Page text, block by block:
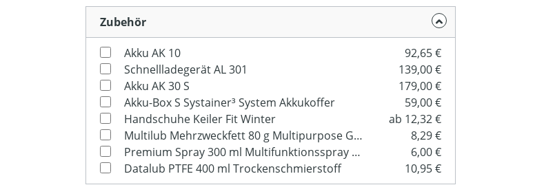
Zubehör
Akku AK 10
92,65 €
Schnellladegerät AL 301
139,00 €
Akku AK 30 S
179,00 €
Akku-Box S Systainer³ System Akkukoffer
59,00 €
Handschuhe Keiler Fit Winter
ab 12,32 €
Multilub Mehrzweckfett 80 g Multipurpose Grease
8,29 €
Premium Spray 300 ml Multifunktionsspray Wartungsspray
6,00 €
Datalub PTFE 400 ml Trockenschmierstoff
10,95 €